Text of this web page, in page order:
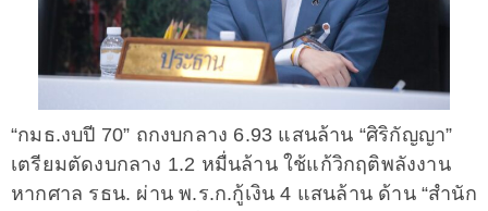
“กมธ.งบปี 70” ถกงบกลาง 6.93 แสนล้าน “ศิริกัญญา”
เตรียมตัดงบกลาง 1.2 หมื่นล้าน ใช้แก้วิกฤติพลังงาน
หากศาล รธน. ผ่าน พ.ร.ก.กู้เงิน 4 แสนล้าน ด้าน “สำนัก